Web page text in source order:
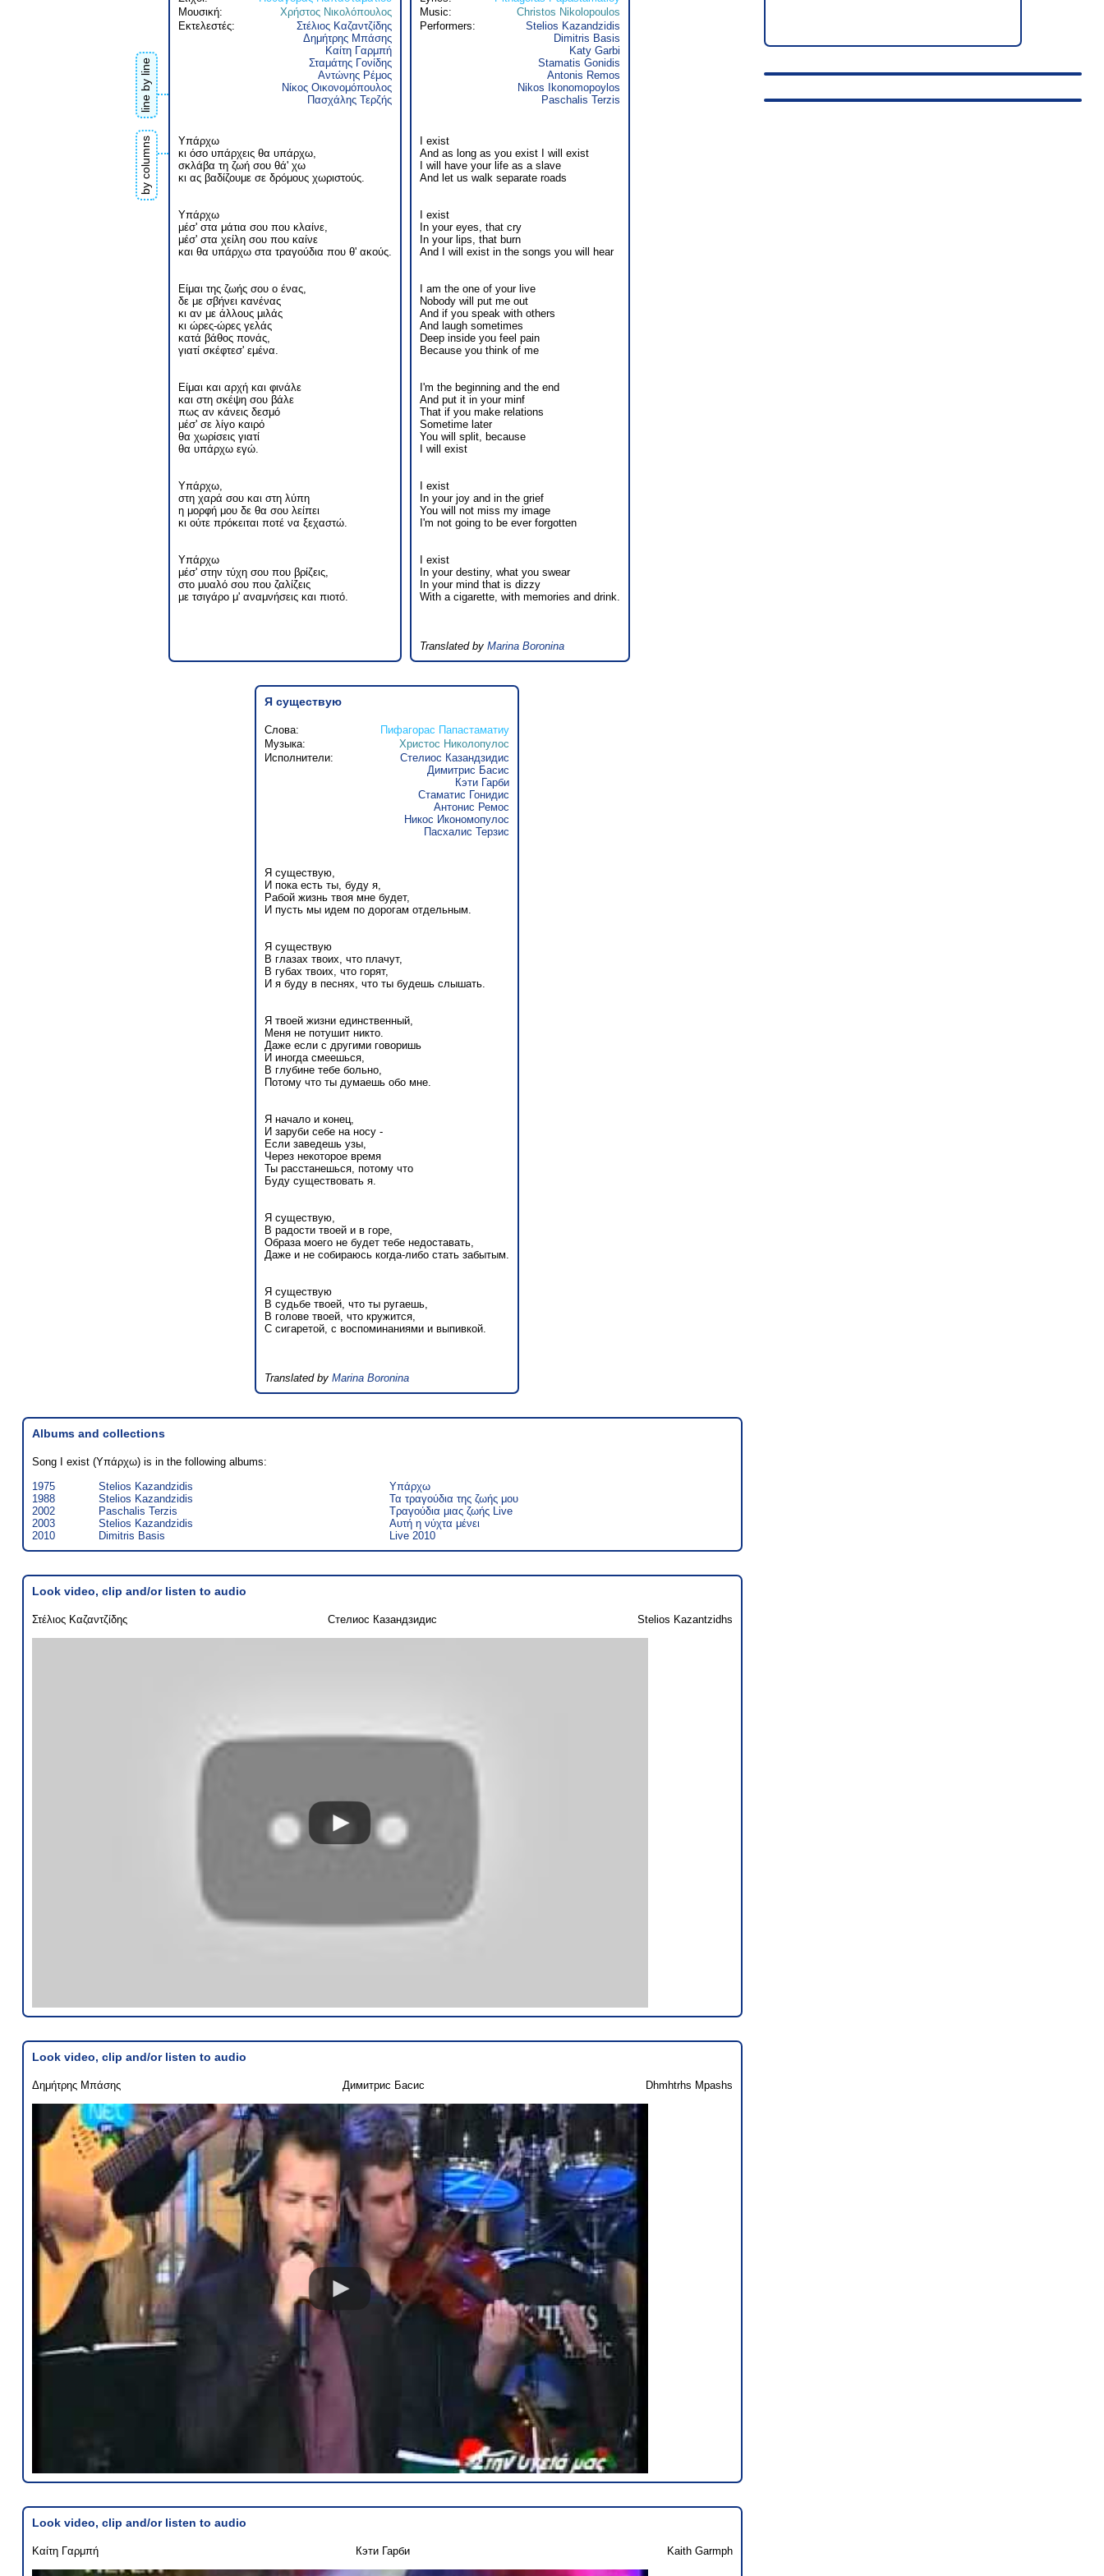
line by line
by columns
Μουσική:
Χρήστος Νικολόπουλος
Εκτελεστές:
Στέλιος Καζαντζίδης
Δημήτρης Μπάσης
Καίτη Γαρμπή
Σταμάτης Γονίδης
Αντώνης Ρέμος
Νίκος Οικονομόπουλος
Πασχάλης Τερζής
Υπάρχω
κι όσο υπάρχεις θα υπάρχω,
σκλάβα τη ζωή σου θά' χω
κι ας βαδίζουμε σε δρόμους χωριστούς.
Υπάρχω
μέσ' στα μάτια σου που κλαίνε,
μέσ' στα χείλη σου που καίνε
και θα υπάρχω στα τραγούδια που θ' ακούς.
Είμαι της ζωής σου ο ένας,
δε με σβήνει κανένας
κι αν με άλλους μιλάς
κι ώρες-ώρες γελάς
κατά βάθος πονάς,
γιατί σκέφτεσ' εμένα.
Είμαι και αρχή και φινάλε
και στη σκέψη σου βάλε
πως αν κάνεις δεσμό
μέσ' σε λίγο καιρό
θα χωρίσεις γιατί
θα υπάρχω εγώ.
Υπάρχω,
στη χαρά σου και στη λύπη
η μορφή μου δε θα σου λείπει
κι ούτε πρόκειται ποτέ να ξεχαστώ.
Υπάρχω
μέσ' στην τύχη σου που βρίζεις,
στο μυαλό σου που ζαλίζεις
με τσιγάρο μ' αναμνήσεις και πιοτό.
Music:
Christos Nikolopoulos
Performers:
Stelios Kazandzidis
Dimitris Basis
Katy Garbi
Stamatis Gonidis
Antonis Remos
Nikos Ikonomopoylos
Paschalis Terzis
I exist
And as long as you exist I will exist
I will have your life as a slave
And let us walk separate roads
I exist
In your eyes, that cry
In your lips, that burn
And I will exist in the songs you will hear
I am the one of your live
Nobody will put me out
And if you speak with others
And laugh sometimes
Deep inside you feel pain
Because you think of me
I'm the beginning and the end
And put it in your minf
That if you make relations
Sometime later
You will split, because
I will exist
I exist
In your joy and in the grief
You will not miss my image
I'm not going to be ever forgotten
I exist
In your destiny, what you swear
In your mind that is dizzy
With a cigarette, with memories and drink.
Translated by Marina Boronina
Я существую
Слова:
Пифагорас Папастаматиу
Музыка:
Христос Николопулос
Исполнители:
Стелиос Казандзидис
Димитрис Басис
Кэти Гарби
Стаматис Гонидис
Антонис Ремос
Никос Икономопулос
Пасхалис Терзис
Я существую,
И пока есть ты, буду я,
Рабой жизнь твоя мне будет,
И пусть мы идем по дорогам отдельным.
Я существую
В глазах твоих, что плачут,
В губах твоих, что горят,
И я буду в песнях, что ты будешь слышать.
Я твоей жизни единственный,
Меня не потушит никто.
Даже если с другими говоришь
И иногда смеешься,
В глубине тебе больно,
Потому что ты думаешь обо мне.
Я начало и конец,
И заруби себе на носу -
Если заведешь узы,
Через некоторое время
Ты расстанешься, потому что
Буду существовать я.
Я существую,
В радости твоей и в горе,
Образа моего не будет тебе недоставать,
Даже и не собираюсь когда-либо стать забытым.
Я существую
В судьбе твоей, что ты ругаешь,
В голове твоей, что кружится,
С сигаретой, с воспоминаниями и выпивкой.
Translated by Marina Boronina
Albums and collections
Song I exist (Υπάρχω) is in the following albums:
1975
Stelios Kazandzidis
Υπάρχω
1988
Stelios Kazandzidis
Τα τραγούδια της ζωής μου
2002
Paschalis Terzis
Τραγούδια μιας ζωής Live
2003
Stelios Kazandzidis
Αυτή η νύχτα μένει
2010
Dimitris Basis Live 2010
Look video, clip and/or listen to audio
Στέλιος Καζαντζίδης Стелиос Казандзидис Stelios Kazantzidhs
Look video, clip and/or listen to audio
Δημήτρης Μπάσης Димитрис Басис Dhmhtrhs Mpashs
Look video, clip and/or listen to audio
Καίτη Γαρμπή Кэти Гарби Kaith Garmph